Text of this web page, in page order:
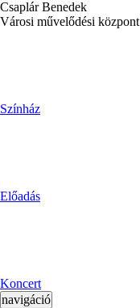
Csaplár Benedek
Városi művelődési központ
Színház
Előadás
Koncert
navigáció